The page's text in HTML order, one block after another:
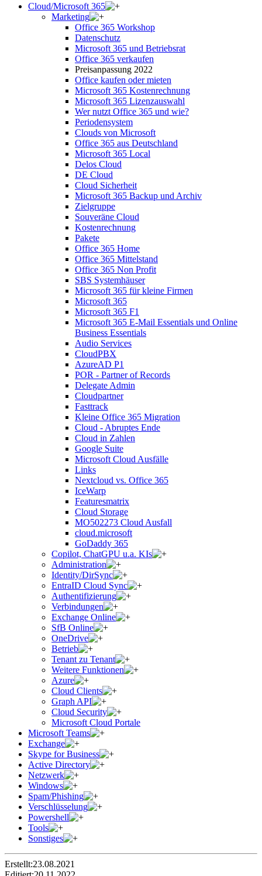
Cloud/Microsoft 365
Marketing
Office 365 Workshop
Datenschutz
Microsoft 365 und Betriebsrat
Office 365 verkaufen
Preisanpassung 2022
Office kaufen oder mieten
Microsoft 365 Kostenrechnung
Microsoft 365 Lizenzauswahl
Wer nutzt Office 365 und wie?
Periodensystem
Clouds von Microsoft
Office 365 aus Deutschland
Microsoft 365 Local
Delos Cloud
DE Cloud
Cloud Sicherheit
Microsoft 365 Backup und Archiv
Zielgruppe
Souveräne Cloud
Kostenrechnung
Pakete
Office 365 Home
Office 365 Mittelstand
Office 365 Non Profit
SBS Systemhäuser
Microsoft 365 für kleine Firmen
Microsoft 365
Microsoft 365 F1
Microsoft 365 E-Mail Essentials und Online
Business Essentials
Audio Services
CloudPBX
AzureAD P1
POR - Partner of Records
Delegate Admin
Cloudpartner
Fasttrack
Kleine Office 365 Migration
Cloud - Abruptes Ende
Cloud in Zahlen
Google Suite
Microsoft Cloud Ausfälle
Links
Nextcloud vs. Office 365
IceWarp
Featuresmatrix
Cloud Storage
MO502273 Cloud Ausfall
cloud.microsoft
GoDaddy 365
Copilot, ChatGPU u.a. KIs
Administration
Identity/DirSync
EntraID Cloud Sync
Authentifizierung
Verbindungen
Exchange Online
SfB Online
OneDrive
Betrieb
Tenant zu Tenant
Weitere Funktionen
Azure
Cloud Clients
Graph API
Cloud Security
Microsoft Cloud Portale
Microsoft Teams
Exchange
Skype for Business
Active Directory
Netzwerk
Windows
Spam/Phishing
Verschlüsselung
Powershell
Tools
Sonstiges
Erstellt:23.08.2021